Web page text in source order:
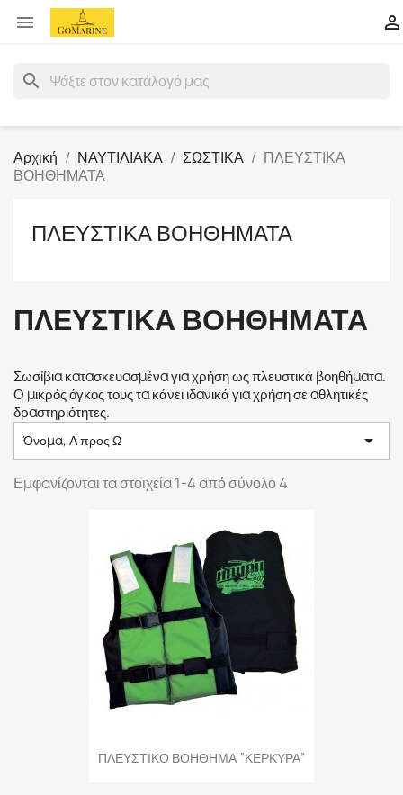
 
search
Αρχική ΝΑΥΤΙΛΙΑΚΑ ΣΩΣΤΙΚΑ
ΠΛΕΥΣΤΙΚΑ
ΒΟΗΘΗΜΑΤΑ
ΠΛΕΥΣΤΙΚΑ ΒΟΗΘΗΜΑΤΑ
ΠΛΕΥΣΤΙΚΑ ΒΟΗΘΗΜΑΤΑ
Σωσίβια κατασκευασμένα για χρήση ως πλευστικά βοηθήματα.
Ο μικρός όγκος τους τα κάνει ιδανικά για χρήση σε αθλητικές
δραστηριότητες.
Όνομα, Α προς Ω 
Εμφανίζονται τα στοιχεία 1-4 από σύνολο 4
ΠΛΕΥΣΤΙΚΟ ΒΟΗΘΗΜΑ “ΚΕΡΚΥΡΑ”